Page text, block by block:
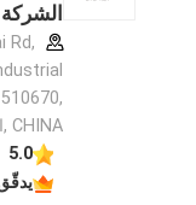
Rd,
CHINA ,الصين
5.0